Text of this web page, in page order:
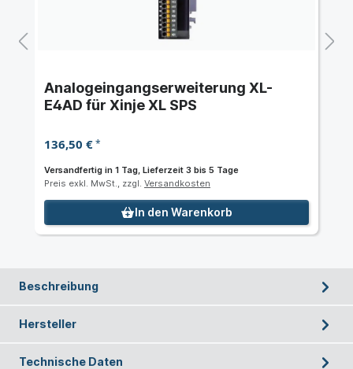
Analogeingangserweiterung XL-
E4AD für Xinje XL SPS
136,50 €*
Versandfertig in 1 Tag, Lieferzeit 3 bis 5 Tage
Preis exkl. MwSt., zzgl. Versandkosten
In den Warenkorb
Beschreibung
Hersteller
Technische Daten